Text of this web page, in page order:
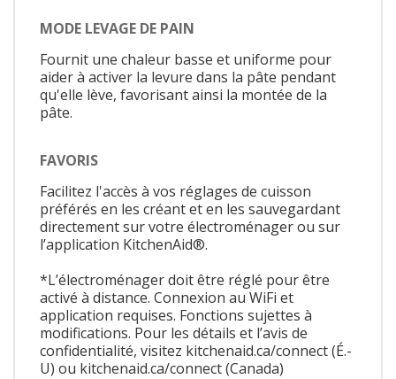
MODE LEVAGE DE PAIN
Fournit une chaleur basse et uniforme pour
aider à activer la levure dans la pâte pendant
qu'elle lève, favorisant ainsi la montée de la
pâte.
FAVORIS
Facilitez l'accès à vos réglages de cuisson
préférés en les créant et en les sauvegardant
directement sur votre électroménager ou sur
l’application KitchenAid®.
*L’électroménager doit être réglé pour être
activé à distance. Connexion au WiFi et
application requises. Fonctions sujettes à
modifications. Pour les détails et l’avis de
confidentialité, visitez kitchenaid.ca/connect (É.-
U) ou kitchenaid.ca/connect (Canada)